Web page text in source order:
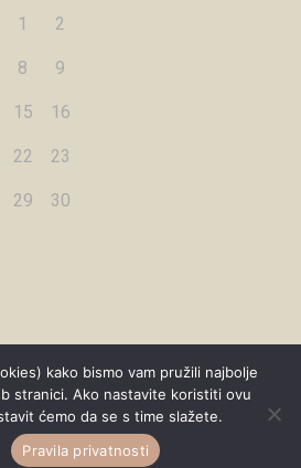
1 2
8 9
15 16
22 23
29 30
kako bismo vam pružili najbolje
stranici. Ako nastavite koristiti ovu
ćemo da se s time slažete.
Pravila privatnosti